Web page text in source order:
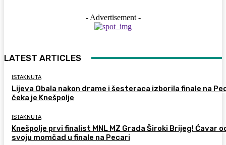
- Advertisement -
LATEST ARTICLES
ISTAKNUTA
Lijeva Obala nakon drame i šesteraca izborila finale na
čeka je Knešpolje
ISTAKNUTA
Knešpolje prvi finalist MNL MZ Grada Široki Brijeg! Ćavar
svoju momčad u finale na Pecari